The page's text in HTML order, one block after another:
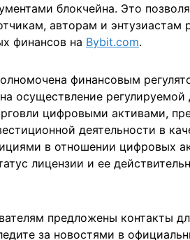
блокчейна. Это
авторам и
финансов на Bybit.com.
финансовым
осуществление регулируемой
цифровыми активами,
деятельности в
в отношении цифровых
лицензии и ее
предложены контакты
за новостями в